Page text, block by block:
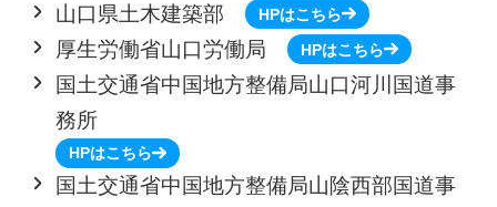
山口県土木建築部 HPはこちら
厚生労働省山口労働局 HPはこちら
国土交通省中国地方整備局山口河川国道事
務所
HPはこちら
国土交通省中国地方整備局山陰西部国道事